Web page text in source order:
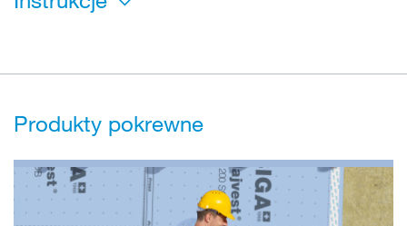
Produkty pokrewne